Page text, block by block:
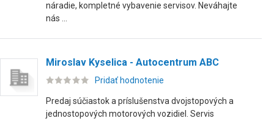
náradie, kompletné vybavenie servisov. Neváhajte
nás ...
Miroslav Kyselica - Autocentrum ABC
Pridať hodnotenie
Predaj súčiastok a príslušenstva dvojstopových a
jednostopových motorových vozidiel. Servis